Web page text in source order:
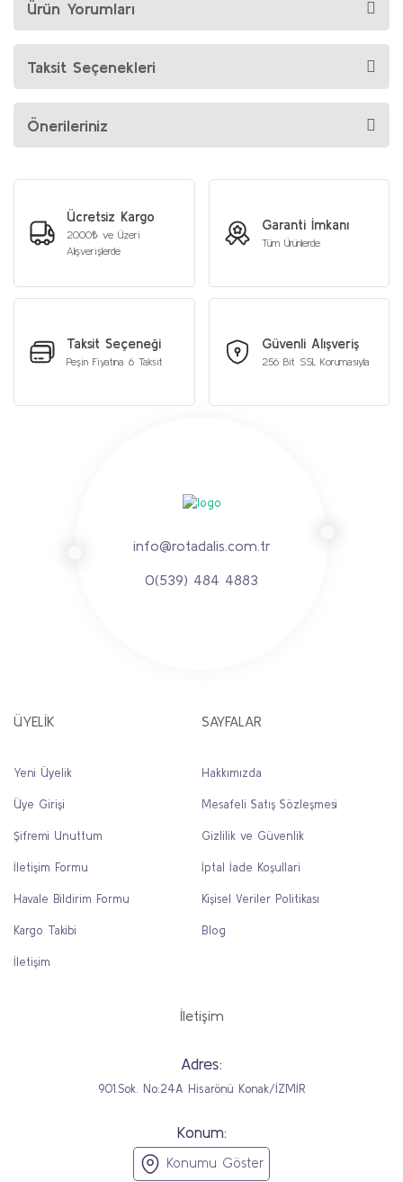
Ürün Yorumları
Taksit Seçenekleri
Önerileriniz
Ücretsiz Kargo
2000₺ ve Üzeri
Alışverişlerde
Garanti İmkanı
Tüm Ürünlerde
Taksit Seçeneği
Peşin Fiyatına 6 Taksit
Güvenli Alışveriş
256 Bit SSL Korumasıyla
info@rotadalis.com.tr
0(539) 484 4883
ÜYELİK
Yeni Üyelik
Üye Girişi
Şifremi Unuttum
İletişim Formu
Havale Bildirim Formu
Kargo Takibi
İletişim
SAYFALAR
Hakkımızda
Mesafeli Satış Sözleşmesi
Gizlilik ve Güvenlik
İptal İade Koşullari
Kişisel Veriler Politikası
Blog
İletişim
Adres:
901.Sok. No:24A Hisarönü Konak/İZMİR
Konum:
Konumu Göster